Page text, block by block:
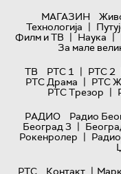
МАГАЗИН
Технологијa |
Филм и ТВ | Наука |
За мале
ТВ
РТС 1 | РТС 2
РТС Драма | РТС
РТС Трезор |
РАДИО
Радио
Београд 3 |
Рокенролер |
РТС
Контакт |